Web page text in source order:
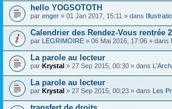
hello YOGSOTOTH
par enger » 01 Jan 2017, 15:11 » dans
Calendrier des Rendez-Vous rentrée
par LEGRIMOIRE » 06 Mai 2016, 17:06 » dans
La parole au lecteur
par Krystal » 27 Sep 2015, 00:30 » dans
La parole au lecteur
par Krystal » 27 Sep 2015, 00:23 » dans Les
transfert de droits